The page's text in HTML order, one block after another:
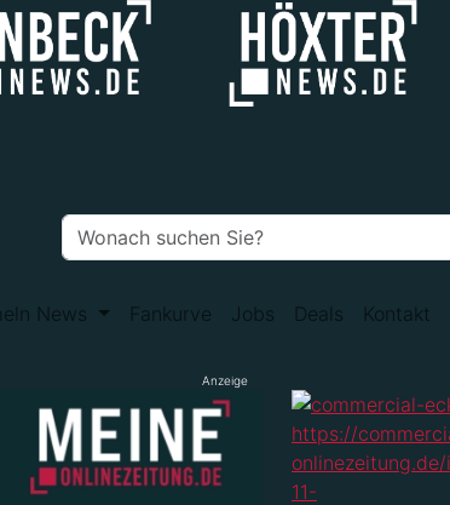
News Fankurve Jobs Deals Kontakt
Anzeige